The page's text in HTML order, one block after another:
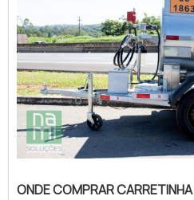
comprar, com a Nami
excelente custo-
pagamento
INFORMAÇÕES SOBRE
ONDE COMPRAR